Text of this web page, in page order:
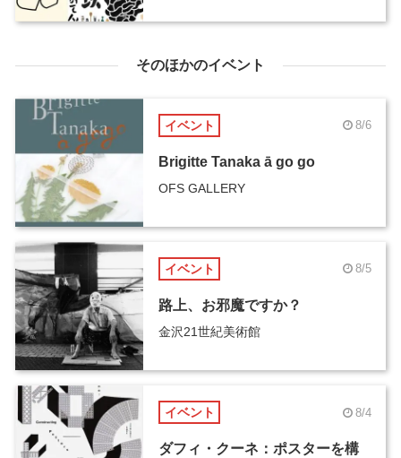
そのほかのイベント
イベント 8/6
Brigitte Tanaka ā go go
OFS GALLERY
イベント 8/5
路上、お邪魔ですか？
金沢21世紀美術館
イベント 8/4
ダフィ・クーネ：ポスターを構